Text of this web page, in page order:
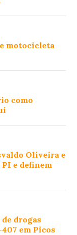
motocicleta
como
Oliveira e
e definem
drogas
em Picos